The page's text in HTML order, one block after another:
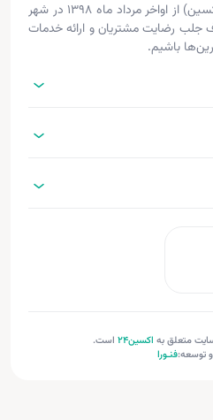
داروخانه دکتر زرگری (داروخانه اکسین) از اواخر مرداد ماه ۱۳۹۸ در شهر
جلب رضایت مشتریان و ارائه خدمات
باشیم.
متعلق به اکسین‌24
است.
توسعه:فنـورا